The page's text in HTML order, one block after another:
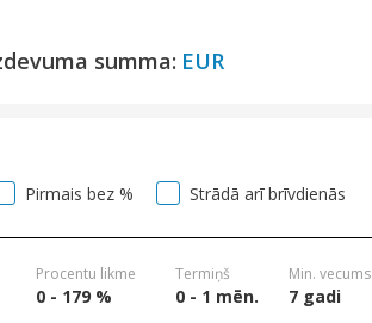
summa: EUR
Pirmais bez % Strādā arī brīvdienās
Procentu likme
0 - 179 %
Termiņš
0 - 1 mēn.
Min. vecums
7 gadi